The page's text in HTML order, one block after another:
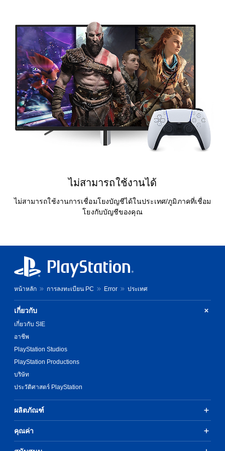
ไม่สามารถใช้งานได้
ไม่สามารถใช้งานการเชื่อมโยงบัญชีได้ในประเทศ/ภูมิภาคที่เชื่อม
โยงกับบัญชีของคุณ
หน้าหลัก การลงทะเบียน PC Error ประเทศ
เกี่ยวกับ
เกี่ยวกับ SIE
อาชีพ
PlayStation Studios
PlayStation Productions
บริษัท
ประวัติศาสตร์ PlayStation
ผลิตภัณฑ์
คุณค่า